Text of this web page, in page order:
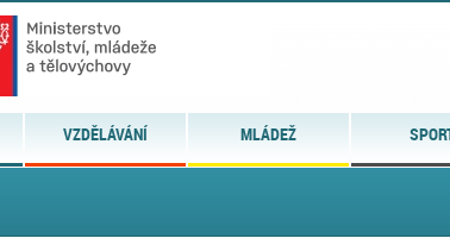
VZDĚLÁVÁNÍ MLÁDEŽ